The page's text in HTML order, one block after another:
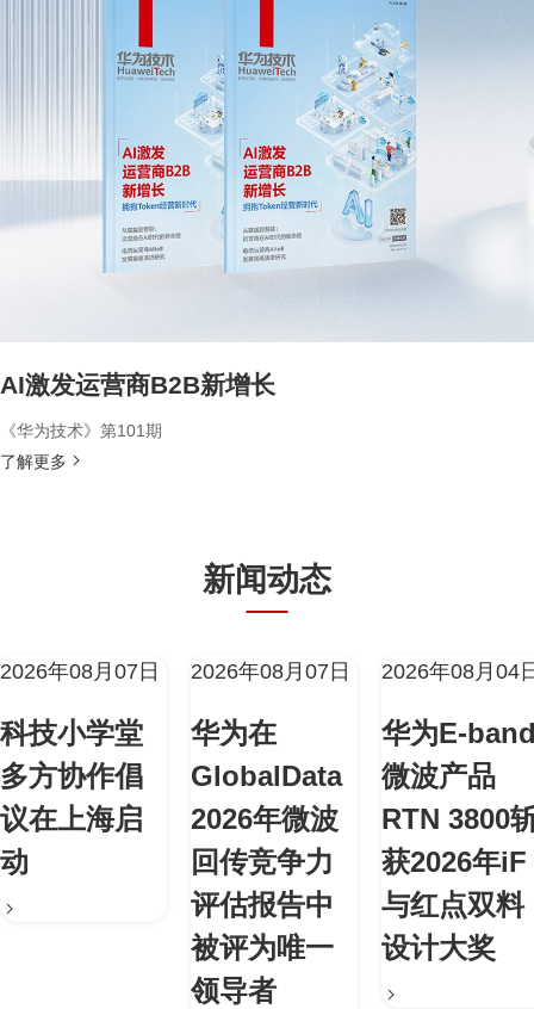
AI激发运营商B2B新增长
《华为技术》第101期
了解更多
新闻动态
2026年08月07日
科技小学堂
多方协作倡
议在上海启
动
2026年08月07日
华为在
GlobalData
2026年微波
回传竞争力
评估报告中
被评为唯一
领导者
2026年08月04
华为E-
微波产品
RTN 3800
获2026年iF
与红点双料
设计大奖